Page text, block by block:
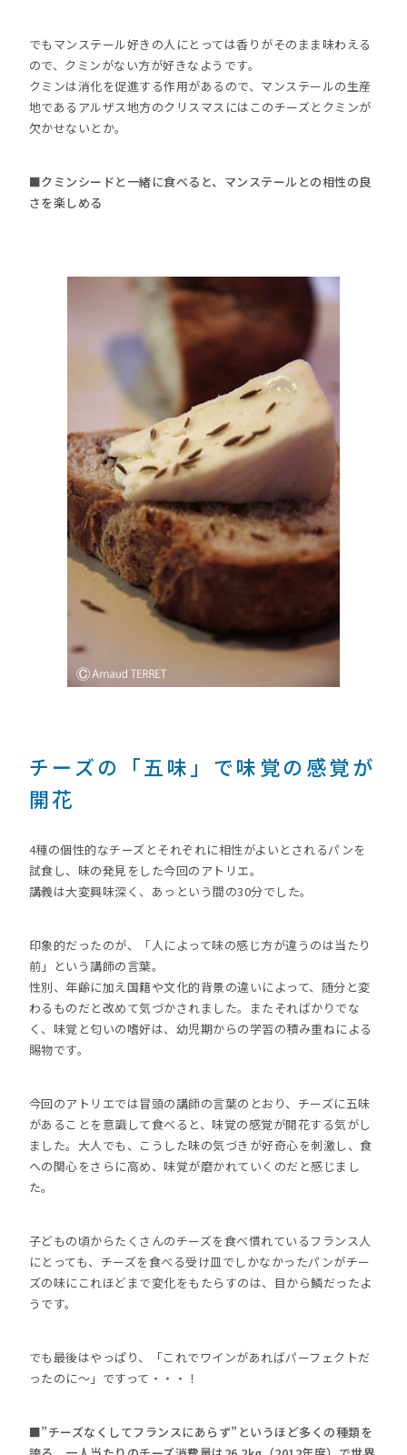
でもマンステール好きの人にとっては香りがそのまま味わえる
ので、クミンがない方が好きなようです。
クミンは消化を促進する作用があるので、マンステールの生産
地であるアルザス地方のクリスマスにはこのチーズとクミンが
欠かせないとか。
■クミンシードと一緒に食べると、マンステールとの相性の良
さを楽しめる
チーズの「五味」で味覚の感覚が
開花
4種の個性的なチーズとそれぞれに相性がよいとされるパンを
試食し、味の発見をした今回のアトリエ。
講義は大変興味深く、あっという間の30分でした。
印象的だったのが、「人によって味の感じ方が違うのは当たり
前」という講師の言葉。
性別、年齢に加え国籍や文化的背景の違いによって、随分と変
わるものだと改めて気づかされました。またそればかりでな
く、味覚と匂いの嗜好は、幼児期からの学習の積み重ねによる
賜物です。
今回のアトリエでは冒頭の講師の言葉のとおり、チーズに五味
があることを意識して食べると、味覚の感覚が開花する気がし
ました。大人でも、こうした味の気づきが好奇心を刺激し、食
への関心をさらに高め、味覚が磨かれていくのだと感じまし
た。
子どもの頃からたくさんのチーズを食べ慣れているフランス人
にとっても、チーズを食べる受け皿でしかなかったパンがチー
ズの味にこれほどまで変化をもたらすのは、目から鱗だったよ
うです。
でも最後はやっぱり、「これでワインがあればパーフェクトだ
ったのに～」ですって・・・！
■”チーズなくしてフランスにあらず”というほど多くの種類を